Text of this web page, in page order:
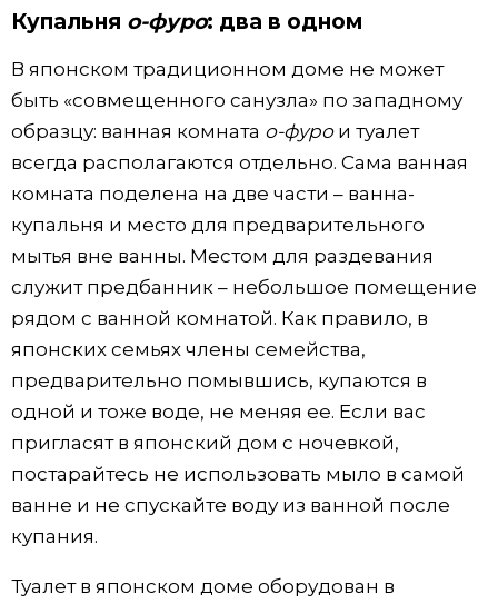
Купальня о-фуро: два в одном
В японском традиционном доме не может
быть «совмещенного санузла» по западному
образцу: ванная комната о-фурои туалет
всегда располагаются отдельно. Сама ванная
комната поделена на две части – ванна-
купальня и место для предварительного
мытья вне ванны. Местом для раздевания
служит предбанник – небольшое помещение
рядом с ванной комнатой. Как правило, в
японских семьях члены семейства,
предварительно помывшись, купаются в
одной и тоже воде, не меняя ее. Если вас
пригласят в японский дом с ночевкой,
постарайтесь не использовать мыло в самой
ванне и не спускайте воду из ванной после
купания.
Туалет в японском доме оборудован в